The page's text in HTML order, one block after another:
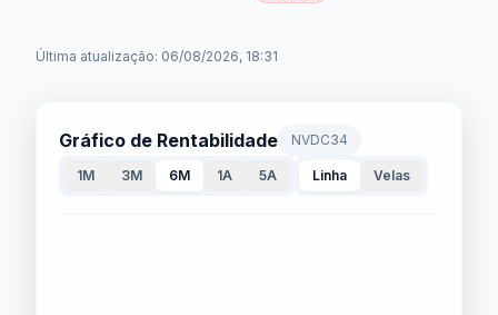
Última atualização: 06/08/2026, 18:31
Gráfico de Rentabilidade NVDC34
1M 3M 6M 1A 5A Linha Velas